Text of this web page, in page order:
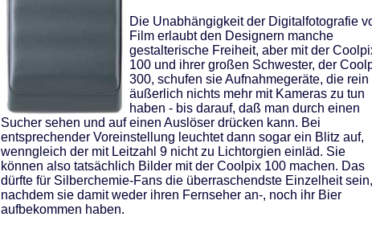
Die Unabhängigkeit der Digitalfotografie
Film erlaubt den Designern manche
gestalterische Freiheit, aber mit der
100 und ihrer großen Schwester, der
300, schufen sie Aufnahmegeräte, die rein
äußerlich nichts mehr mit Kameras zu tun
haben - bis darauf, daß man durch einen
Sucher sehen und auf einen Auslöser drücken kann. Bei
entsprechender Voreinstellung leuchtet dann sogar ein Blitz auf,
wenngleich der mit Leitzahl 9 nicht zu Lichtorgien einläd. Sie
können also tatsächlich Bilder mit der Coolpix 100 machen. Das
dürfte für Silberchemie-Fans die überraschendste Einzelheit sein,
nachdem sie damit weder ihren Fernseher an-, noch ihr Bier
aufbekommen haben.